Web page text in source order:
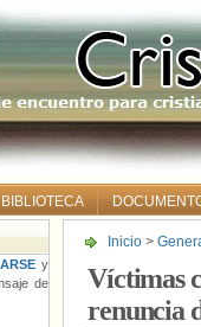
BIBLIOTECA
Inicio >
Víctimas
renuncia
y
de